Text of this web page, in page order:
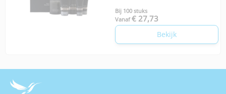
Bij 100 stuks
Vanaf € 27,73
Bekijk